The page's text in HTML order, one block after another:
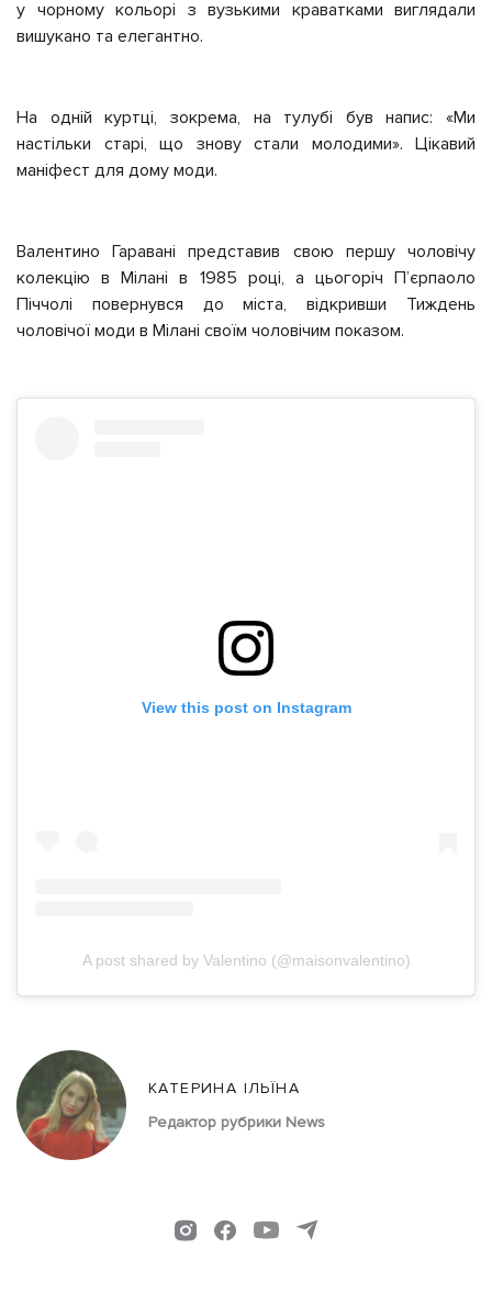
у чорному кольорі з вузькими краватками виглядали
вишукано та елегантно.
На одній куртці, зокрема, на тулубі був напис: «Ми
настільки старі, що знову стали молодими». Цікавий
маніфест для дому моди.
Валентино Гаравані представив свою першу чоловічу
колекцію в Мілані в 1985 році, а цьогоріч П’єрпаоло
Піччолі повернувся до міста, відкривши Тиждень
чоловічої моди в Мілані своїм чоловічим показом.
View this post on Instagram
A post shared by Valentino (@maisonvalentino)
КАТЕРИНА ІЛЬЇНА
Редактор рубрики News